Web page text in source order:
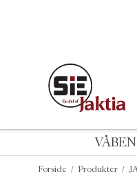
Forside / Produkter /